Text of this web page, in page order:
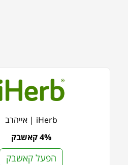
iHerb | אייהרב
4% קאשבק
הפעל קאשבק